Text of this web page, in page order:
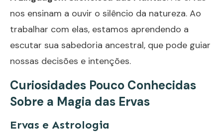
nos ensinam a ouvir o silêncio da natureza. Ao
trabalhar com elas, estamos aprendendo a
escutar sua sabedoria ancestral, que pode guiar
nossas decisões e intenções.
Curiosidades Pouco Conhecidas
Sobre a Magia das Ervas
Ervas e Astrologia